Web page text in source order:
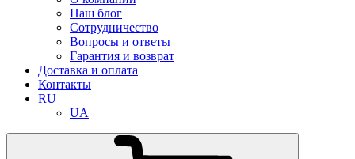
Наш блог
Сотрудничество
Вопросы и ответы
Гарантия и возврат
Доставка и оплата
Контакты
RU
UA